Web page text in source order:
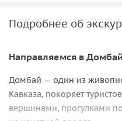
Подробнее об
Направляемся в Домбай
Домбай — один из
Кавказа, покоряет
вершинами, прогулками